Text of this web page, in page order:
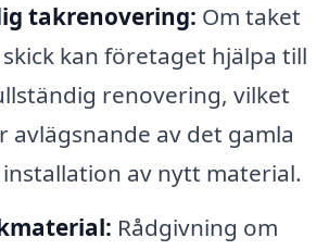
takrenovering: Om taket
kan företaget hjälpa till
renovering, vilket
avlägsnande av det gamla
av nytt material.
Rådgivning om